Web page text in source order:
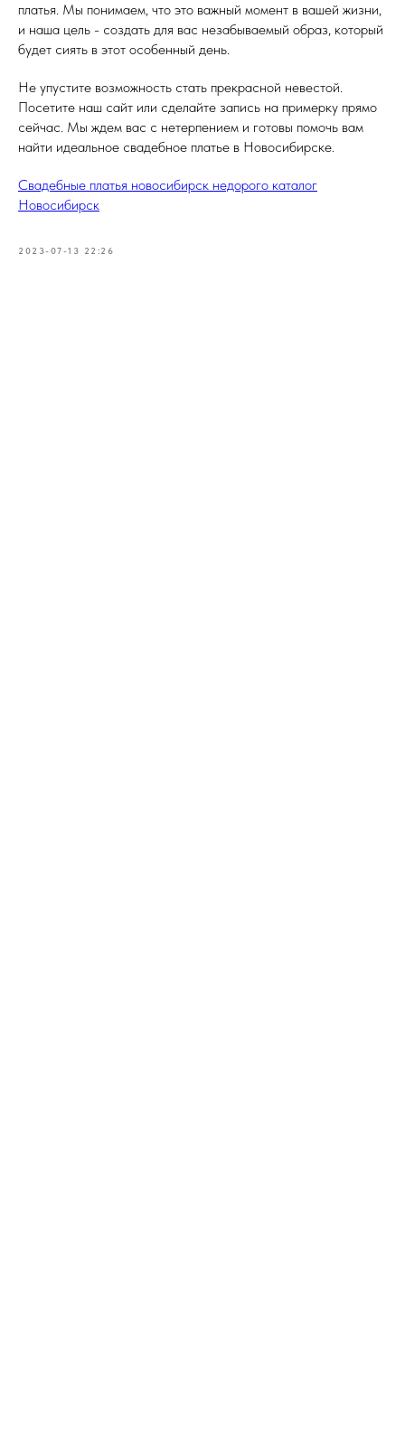
платья. Мы понимаем, что это важный момент в вашей жизни,
и наша цель - создать для вас незабываемый образ, который
будет сиять в этот особенный день.
Не упустите возможность стать прекрасной невестой.
Посетите наш сайт или сделайте запись на примерку прямо
сейчас. Мы ждем вас с нетерпением и готовы помочь вам
найти идеальное свадебное платье в Новосибирске.
Свадебные платья новосибирск недорого каталог
Новосибирск
2023-07-13 22:26